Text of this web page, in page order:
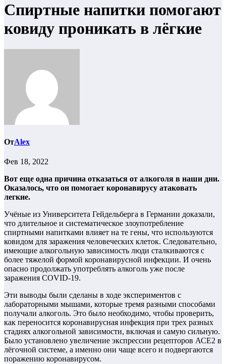
Спиртные напитки помогают
ковиду проникать в лёгкие
ОтAlex
Фев 18, 2022
Вот еще одна причина отказаться от алкоголя в наши дни.
Оказалось, что он помогает коронавирусу атаковать
легкие.
Учёные из Университета Гейдельберга в Германии доказали,
что длительное и систематическое злоупотребление
спиртными напитками влияет на те гены, что используются
ковидом для заражения человеческих клеток. Следовательно,
имеющие алкогольную зависимость люди сталкиваются с
более тяжелой формой коронавирусной инфекции. И очень
опасно продолжать употреблять алкоголь уже после
заражения COVID-19.
Эти выводы были сделаны в ходе экспериментов с
лабораторными мышами, которые тремя разными способами
получали алкоголь. Это было необходимо, чтобы проверить,
как переносится коронавирусная инфекция при трех разных
стадиях алкогольной зависимости, включая и самую сильную.
Было установлено увеличение экспрессии рецепторов АСЕ2 в
лёгочной системе, а именно они чаще всего и подвергаются
поражению коронавирусом.